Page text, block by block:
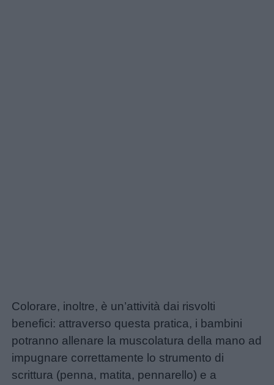
Colorare, inoltre, è un’attività dai risvolti
benefici: attraverso questa pratica, i bambini
potranno allenare la muscolatura della mano ad
impugnare correttamente lo strumento di
scrittura (penna, matita, pennarello) e a